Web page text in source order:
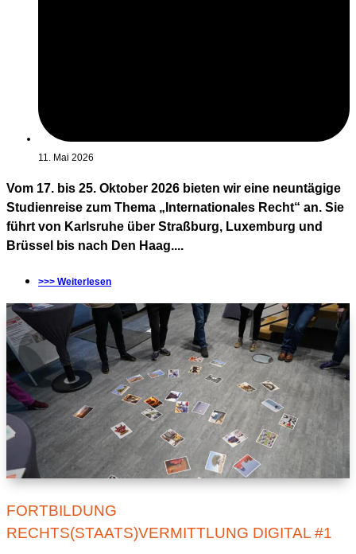
11. Mai 2026
Vom 17. bis 25. Oktober 2026 bieten wir eine neuntägige
Studienreise zum Thema „Internationales Recht“ an. Sie
führt von Karlsruhe über Straßburg, Luxemburg und
Brüssel bis nach Den Haag....
>>> Weiterlesen
FORTBILDUNG
RECHTS(STAATS)VERMITTLUNG DIGITAL #1